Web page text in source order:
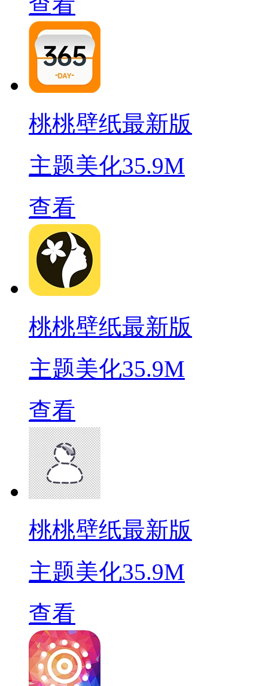
桃桃壁纸最新版
主题美化35.9M
查看
桃桃壁纸最新版
主题美化35.9M
查看
桃桃壁纸最新版
主题美化35.9M
查看